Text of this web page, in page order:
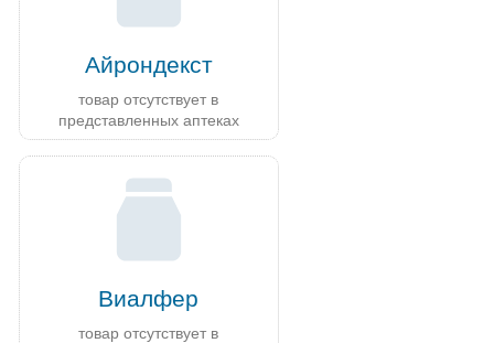
Айрондекст
товар отсутствует в
представленных аптеках
Виалфер
товар отсутствует в